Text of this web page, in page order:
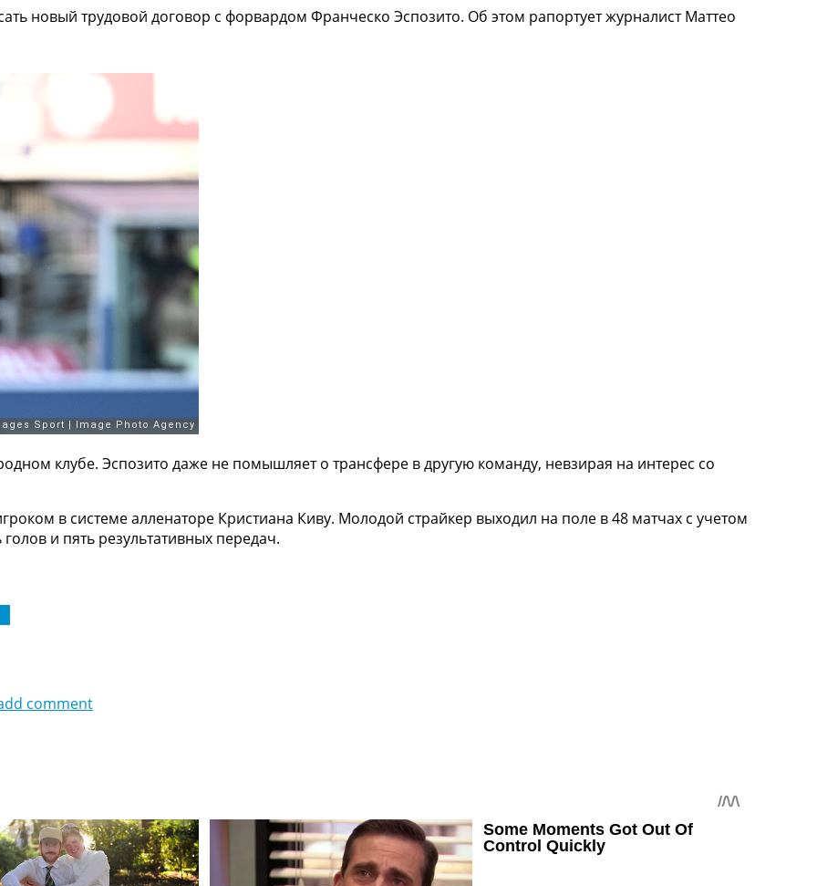
новый трудовой договор с форвардом Франческо Эспозито. Об этом рапортует журналист Маттео
клубе. Эспозито даже не помышляет о трансфере в другую команду, невзирая на интерес со
в системе алленаторе Кристиана Киву. Молодой страйкер выходил на поле в 48 матчах с учетом
и пять результативных передач.
comment